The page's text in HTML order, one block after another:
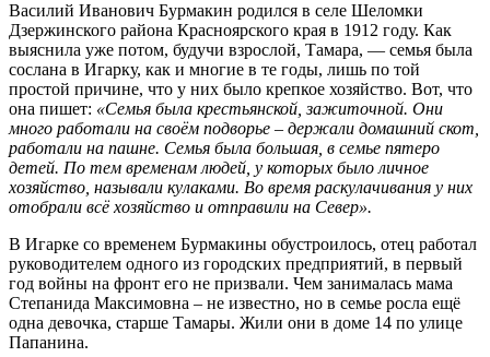
Василий Иванович Бурмакин родился в селе Шеломки
Дзержинского района Красноярского края в 1912 году. Как
выяснила уже потом, будучи взрослой, Тамара, — семья была
сослана в Игарку, как и многие в те годы, лишь по той
простой причине, что у них было крепкое хозяйство. Вот, что
она пишет: «Семья была крестьянской, зажиточной. Они
много работали на своём подворье – держали домашний скот,
работали на пашне. Семья была большая, в семье пятеро
детей. По тем временам людей, у которых было личное
хозяйство, называли кулаками. Во время раскулачивания у них
отобрали всё хозяйство и отправили на Север».
В Игарке со временем Бурмакины обустроилось, отец работал
руководителем одного из городских предприятий, в первый
год войны на фронт его не призвали. Чем занималась мама
Степанида Максимовна – не известно, но в семье росла ещё
одна девочка, старше Тамары. Жили они в доме 14 по улице
Папанина.